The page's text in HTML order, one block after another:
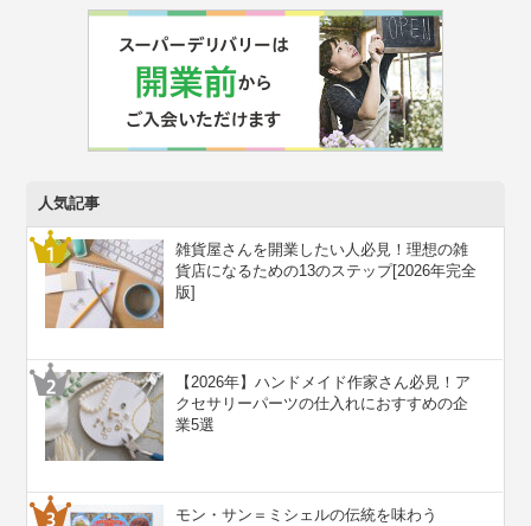
人気記事
雑貨屋さんを開業したい人必見！理想の雑
貨店になるための13のステップ[2026年完全
版]
【2026年】ハンドメイド作家さん必見！ア
クセサリーパーツの仕入れにおすすめの企
業5選
モン・サン＝ミシェルの伝統を味わう